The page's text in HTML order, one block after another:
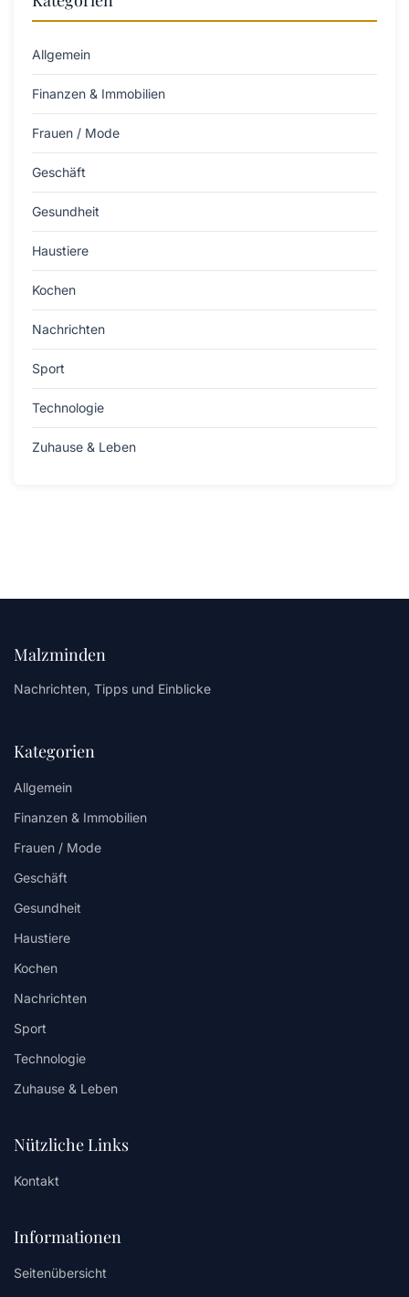
Allgemein
Finanzen & Immobilien
Frauen / Mode
Geschäft
Gesundheit
Haustiere
Kochen
Nachrichten
Sport
Technologie
Zuhause & Leben
Malzminden
Nachrichten, Tipps und Einblicke
Kategorien
Allgemein
Finanzen & Immobilien
Frauen / Mode
Geschäft
Gesundheit
Haustiere
Kochen
Nachrichten
Sport
Technologie
Zuhause & Leben
Nützliche Links
Kontakt
Informationen
Seitenübersicht